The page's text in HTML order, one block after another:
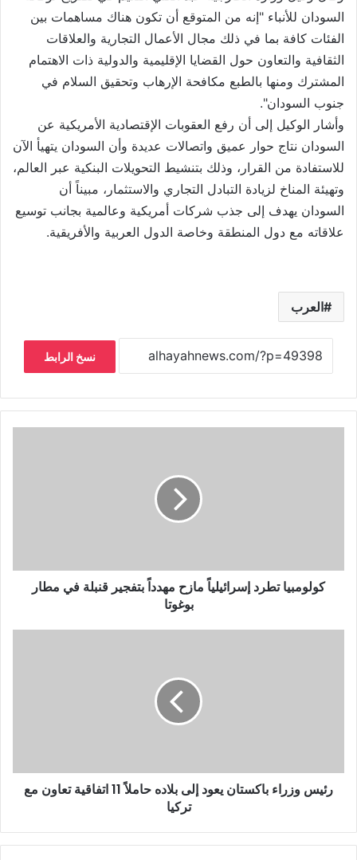
السودان للأنباء "إنه من المتوقع أن تكون هناك مساهمات بين
الفئات كافة بما في ذلك مجال الأعمال التجارية والعلاقات
الثقافية والتعاون حول القضايا الإقليمية والدولية ذات الاهتمام
المشترك ومنها بالطبع مكافحة الإرهاب وتحقيق السلام في
جنوب السودان".
وأشار الوكيل إلى أن رفع العقوبات الإقتصادية الأمريكية عن
السودان نتاج حوار عميق واتصالات عديدة وأن السودان يتهيأ الآن
للاستفادة من القرار، وذلك بتنشيط التحويلات البنكية عبر العالم،
وتهيئة المناخ لزيادة التبادل التجاري والاستثمار، مبيناً أن
السودان يهدف إلى جذب شركات أمريكية وعالمية بجانب توسيع
علاقاته مع دول المنطقة وخاصة الدول العربية والأفريقية.
العرب
نسخ الرابط
كولومبيا تطرد إسرائيلياً مازح مهدداً بتفجير قنبلة في مطار
بوغوتا
رئيس وزراء باكستان يعود إلى بلاده حاملاً 11 اتفاقية تعاون مع
تركيا